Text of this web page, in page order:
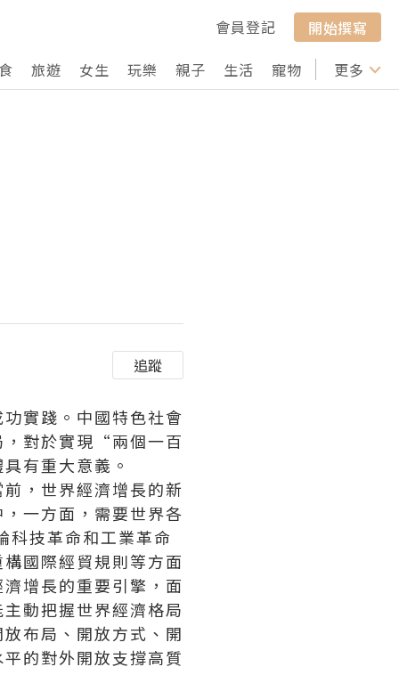
會員登記
開始撰寫
旅遊 女生 玩樂 親子 生活 寵物 行山 打卡
更多
追蹤
實踐。中國特色社會
，對於實現“兩個一百
有重大意義。
，世界經濟增長的新
一方面，需要世界各
科技革命和工業革命
國際經貿規則等方面
增長的重要引擎，面
動把握世界經濟格局
布局、開放方式、開
的對外開放支撐高質